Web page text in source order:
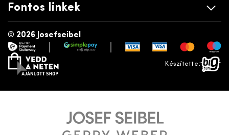
Fontos linkek
© 2026 Josefseibel
payment gatewaysimplepay
vedd a neten
Készítette:bigfish